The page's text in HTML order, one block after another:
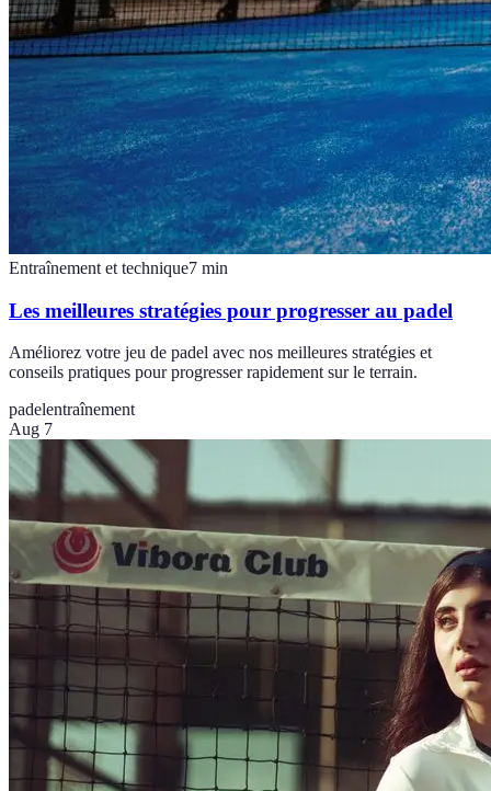
Entraînement et technique7 min
Les meilleures stratégies pour progresser au padel
Améliorez votre jeu de padel avec nos meilleures stratégies et
conseils pratiques pour progresser rapidement sur le terrain.
padelentraînement
Aug 7